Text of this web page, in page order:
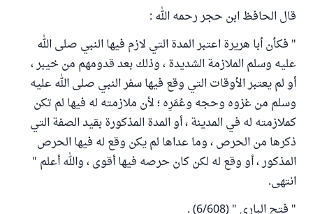
قال الحافظ ابن حجر رحمه الله :
" فكأن أبا هريرة اعتبر المدة التي لازم فيها النبي صلى الله
عليه وسلم الملازمة الشديدة ، وذلك بعد قدومهم من خيبر ،
أو لم يعتبر الأوقات التي وقع فيها سفر النبي صلى الله عليه
وسلم من غزوه وحجه وعُمَرِه ؛ لأن ملازمته له فيها لم تكن
كملازمته له في المدينة ، أو المدة المذكورة بقيد الصفة التي
ذكرها من الحرص ، وما عداها لم يكن وقع له فيها الحرص
المذكور ، أو وقع له لكن كان حرصه فيها أقوى ، والله أعلم "
انتهى.
" فتح الباري " (6/608) .